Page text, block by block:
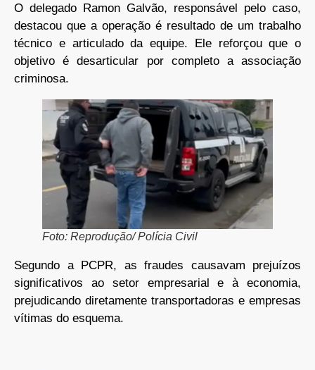
O delegado Ramon Galvão, responsável pelo caso,
destacou que a operação é resultado de um trabalho
técnico e articulado da equipe. Ele reforçou que o
objetivo é desarticular por completo a associação
criminosa.
Foto: Reprodução/ Polícia Civil
Segundo a PCPR, as fraudes causavam prejuízos
significativos ao setor empresarial e à economia,
prejudicando diretamente transportadoras e empresas
vítimas do esquema.